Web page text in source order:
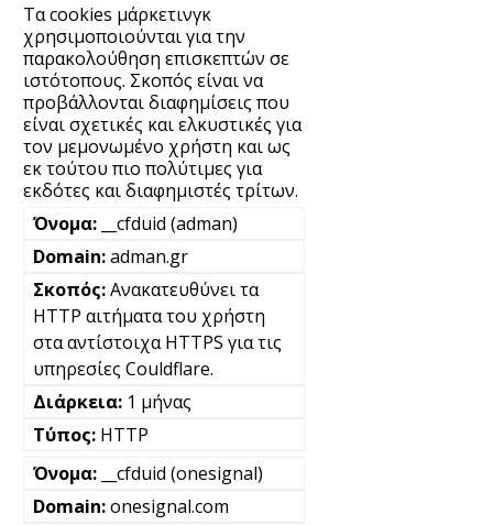
Τα cookies μάρκετινγκ
χρησιμοποιούνται για την
παρακολούθηση επισκεπτών σε
ιστότοπους. Σκοπός είναι να
προβάλλονται διαφημίσεις που
είναι σχετικές και ελκυστικές για
τον μεμονωμένο χρήστη και ως
εκ τούτου πιο πολύτιμες για
εκδότες και διαφημιστές τρίτων.
__cfduid (adman)
adman.gr
Ανακατευθύνει τα
HTTP αιτήματα του χρήστη
στα αντίστοιχα HTTPS για τις
υπηρεσίες Couldflare.
1 μήνας
HTTP
__cfduid (onesignal)
onesignal.com